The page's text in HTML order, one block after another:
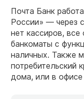
Почта Банк
России» — через
нет кассиров, все
банкоматы с
наличных. Также
потребительский
дома, или в офисе